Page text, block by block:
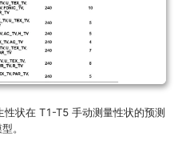
性状在 T1-T5 手动测量性状的预测
。